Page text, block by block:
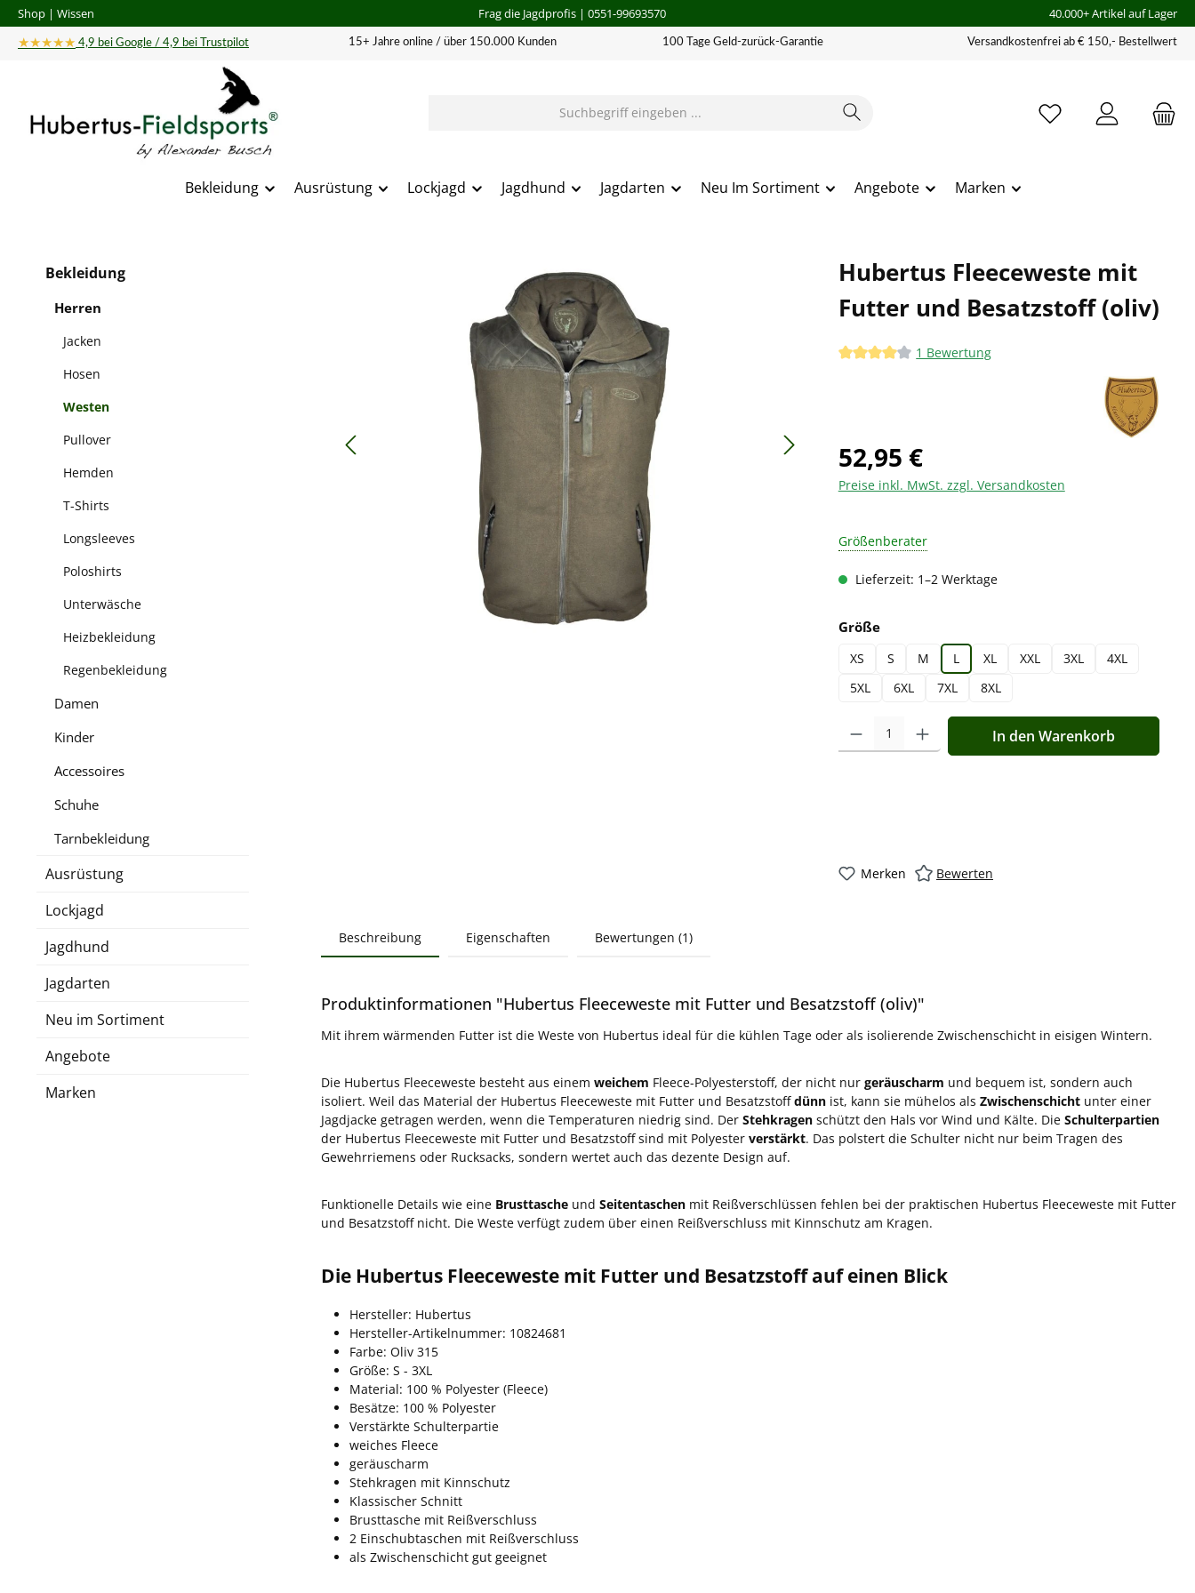
Hauptinhalt springen
Zur Suche springen
Zur Hauptnavigation springen
Shop | Wissen Frag die Jagdprofis| 0551-99693570 40.000+ Artikel auf Lager
★★★★★ 4,9 bei Google / 4,9 bei Trustpilot 15+ Jahre online / über 150.000 Kunden 100 Tage Geld-zurück-Garantie Versandkostenfrei ab € 150,- Bestellwert
Bekleidung Ausrüstung Lockjagd Jagdhund Jagdarten Neu Im Sortiment Angebote Marken
Bekleidung
Herren
Jacken
Hosen
Westen
Pullover
Hemden
T-Shirts
Longsleeves
Poloshirts
Unterwäsche
Heizbekleidung
Regenbekleidung
Damen
Kinder
Accessoires
Schuhe
Tarnbekleidung
Ausrüstung
Lockjagd
Jagdhund
Jagdarten
Neu im Sortiment
Angebote
Marken
Hubertus Fleeceweste mit
Futter und Besatzstoff (oliv)
Durchschnittliche Bewertung von 4 von 5 Sternen
1 Bewertung
52,95 €
Preise inkl. MwSt. zzgl. Versandkosten
Größenberater
Lieferzeit: 1–2 Werktage
Größeauswählen
XS S M L XL XXL 3XL
4XL
5XL
6XL 7XL 8XL
Produkt Anzahl: Gib den gewünschten Wert ein oder
In den Warenkorb
Merken Bewerten
Beschreibung Eigenschaften Bewertungen (1)
Produktinformationen "Hubertus Fleeceweste mit Futter und Besatzstoff (oliv)"
Mit ihrem wärmenden Futter ist die Weste von Hubertus ideal für die kühlen Tage oder als isolierende Zwischenschicht in eisigen Wintern.
Die Hubertus Fleeceweste besteht aus einem weichem Fleece-Polyesterstoff, der nicht nur geräuscharm und bequem ist, sondern auch
isoliert. Weil das Material der Hubertus Fleeceweste mit Futter und Besatzstoffdünn ist, kann sie mühelos als Zwischenschicht unter einer
Jagdjacke getragen werden, wenn die Temperaturen niedrig sind. Der Stehkragen schützt den Hals vor Wind und Kälte. Die Schulterpartien
der Hubertus Fleeceweste mit Futter und Besatzstoff sind mit Polyester verstärkt. Das polstert die Schulter nicht nur beim Tragen des
Gewehrriemens oder Rucksacks, sondern wertet auch das dezente Design auf.
Funktionelle Details wie eine Brusttasche und Seitentaschen mit Reißverschlüssen fehlen bei der praktischen Hubertus Fleeceweste mit Futter
und Besatzstoff nicht. Die Weste verfügt zudem über einen Reißverschluss mit Kinnschutz am Kragen.
Die Hubertus Fleeceweste mit Futter und Besatzstoff auf einen Blick
Hersteller: Hubertus
Hersteller-Artikelnummer: 10824681
Farbe: Oliv 315
Größe: S - 3XL
Material: 100 % Polyester (Fleece)
Besätze: 100 % Polyester
Verstärkte Schulterpartie
weiches Fleece
geräuscharm
Stehkragen mit Kinnschutz
Klassischer Schnitt
Brusttasche mit Reißverschluss
2 Einschubtaschen mit Reißverschluss
als Zwischenschicht gut geeignet